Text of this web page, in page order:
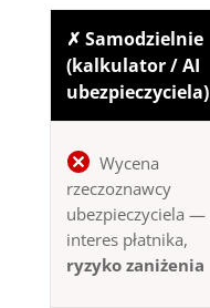
✗ Samodzielnie
(kalkulator / AI
ubezpieczyciela)
Wycena
rzeczoznawcy
ubezpieczyciela —
interes płatnika,
ryzyko zaniżenia